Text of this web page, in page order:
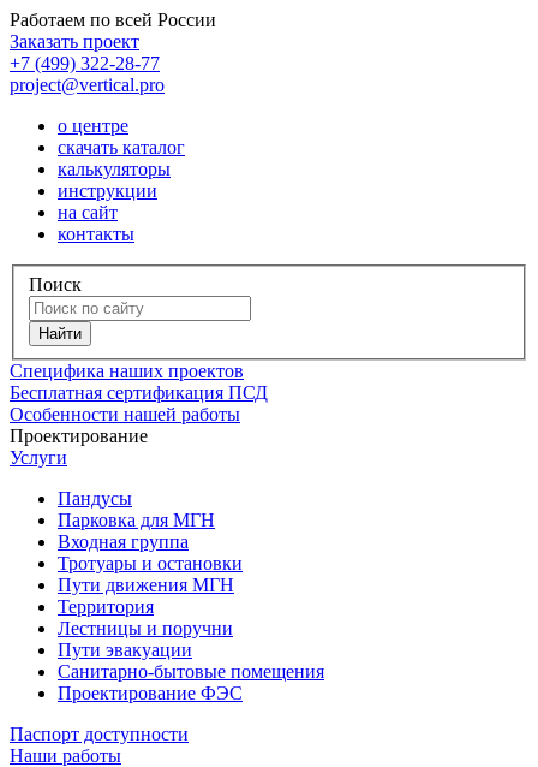
Работаем по всей России
Заказать проект
+7 (499) 322-28-77
project@vertical.pro
о центре
скачать каталог
калькуляторы
инструкции
на сайт
контакты
Поиск
Специфика наших проектов
Бесплатная сертификация ПСД
Особенности нашей работы
Проектирование
Услуги
Пандусы
Парковка для МГН
Входная группа
Тротуары и остановки
Пути движения МГН
Территория
Лестницы и поручни
Пути эвакуации
Санитарно-бытовые помещения
Проектирование ФЭС
Паспорт доступности
Наши работы